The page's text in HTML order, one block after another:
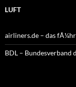
LUFT
airliners.de – das
BDL –